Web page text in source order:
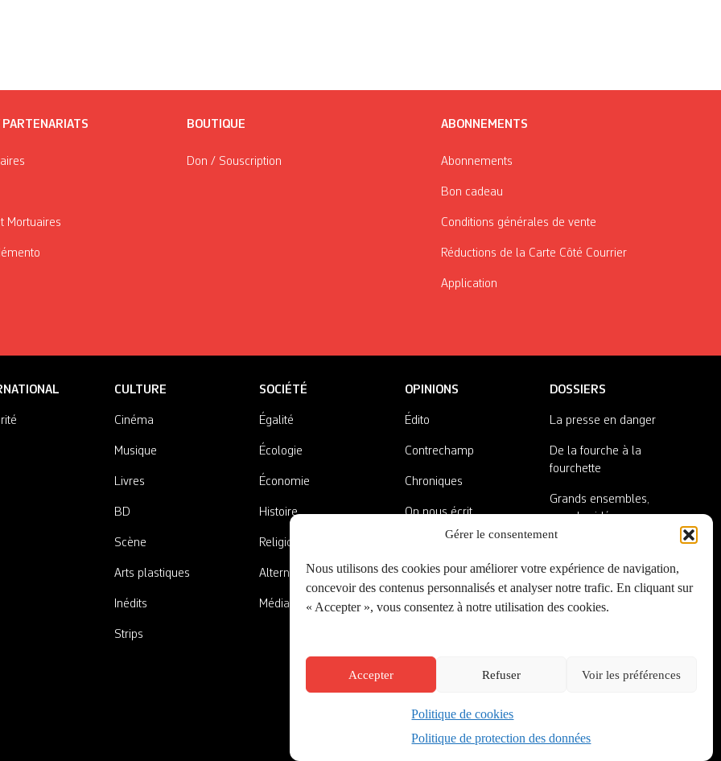
Gérer le consentement
Nous utilisons des cookies pour améliorer votre expérience de navigation,
concevoir des contenus personnalisés et analyser notre trafic. En cliquant sur
« Accepter », vous consentez à notre utilisation des cookies.
Accepter Refuser Voir les préférences
Politique de cookies
Politique de protection des données
Mortuaires
BOUTIQUE
Don / Souscription
ABONNEMENTS
Abonnements
Bon cadeau
Conditions générales de vente
Réductions de la Carte Côté Courrier
Application
CULTURE
Cinéma
Musique
Livres
BD
Scène
Arts plastiques
Inédits
Strips
SOCIÉTÉ
Égalité
Écologie
Économie
Histoire
Religions
Alternatives
Médias
OPINIONS
Édito
Contrechamp
Chroniques
On nous écrit
A côté de la plaque
DOSSIERS
La presse en danger
De la fourche à la
fourchette
Grands ensembles,
grandes idées
Créé par